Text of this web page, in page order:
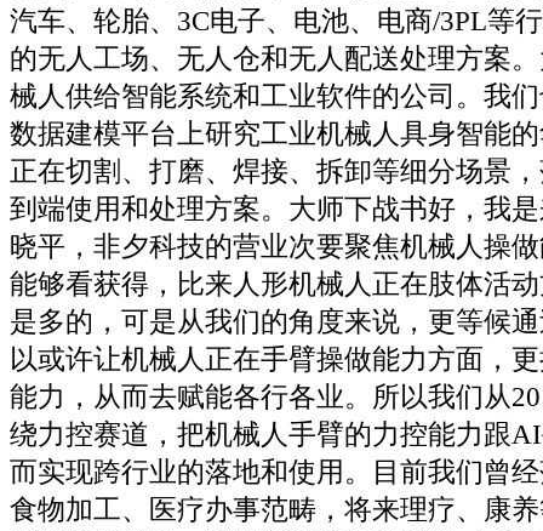
汽车、轮胎、3C电子、电池、电商/3PL等
的无人工场、无人仓和无人配送处理方案
械人供给智能系统和工业软件的公司。我
数据建模平台上研究工业机械人具身智能
正在切割、打磨、焊接、拆卸等细分场景
到端使用和处理方案。大师下战书好，我
晓平，非夕科技的营业次要聚焦机械人操
能够看获得，比来人形机械人正在肢体活
是多的，可是从我们的角度来说，更等候
以或许让机械人正在手臂操做能力方面，
能力，从而去赋能各行各业。所以我们从
绕力控赛道，把机械人手臂的力控能力跟
而实现跨行业的落地和使用。目前我们曾
食物加工、医疗办事范畴，将来理疗、康